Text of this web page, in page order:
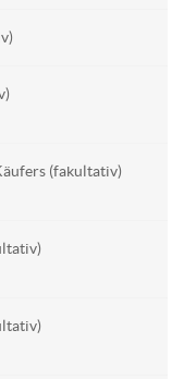
(fakultativ)